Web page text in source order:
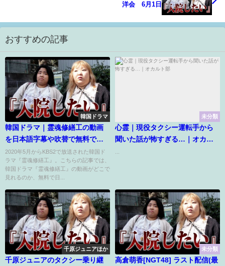
洋会 6月1日
おすすめの記事
韓国ドラマ
韓国ドラマ｜霊魂修繕工の動画
を日本語字幕や吹替で無料で見
れる配信サイトまとめ
2020年5月からKBS2で放送された韓国ド
ラマ『霊魂修繕工』。こちらの記事では、
韓国ドラマ『霊魂修繕工』の動画がどこで
見れるのか、無料で日...
未分類
心霊｜現役タクシー運転手から
聞いた話が怖すぎる…｜オカル
千原ジュニアほか
千原ジュニアのタクシー乗り継
未分類
高倉萌香[NGT48] ラスト配信(最